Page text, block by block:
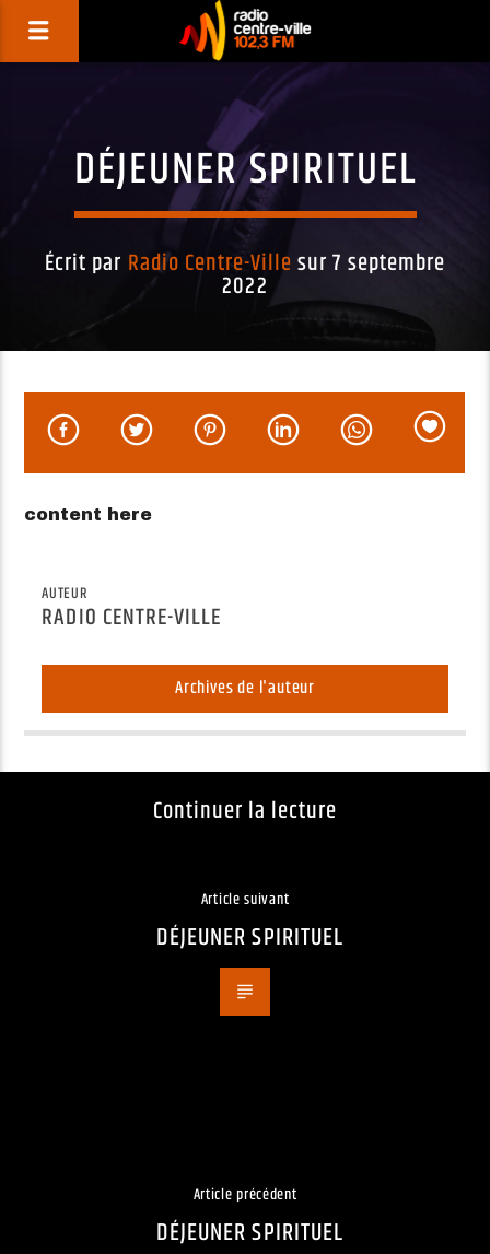
DÉJEUNER SPIRITUEL
Écrit par Radio Centre-Villesur 7 septembre
2022
content here
AUTEUR
RADIO CENTRE-VILLE
Archives de l'auteur
Continuer la lecture
Article suivant
DÉJEUNER SPIRITUEL
Article précédent
DÉJEUNER SPIRITUEL